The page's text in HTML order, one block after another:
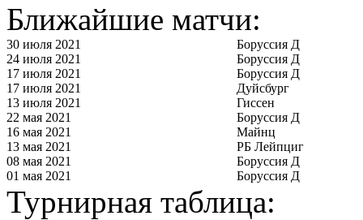
Ближайшие матчи:
30 июля 2021
Боруссия Д
24 июля 2021
Боруссия Д
17 июля 2021
Боруссия Д
17 июля 2021
Дуйсбург
13 июля 2021
Гиссен
22 мая 2021
Боруссия Д
16 мая 2021
Майнц
13 мая 2021
РБ Лейпциг
08 мая 2021
Боруссия Д
01 мая 2021
Боруссия Д
Турнирная таблица: